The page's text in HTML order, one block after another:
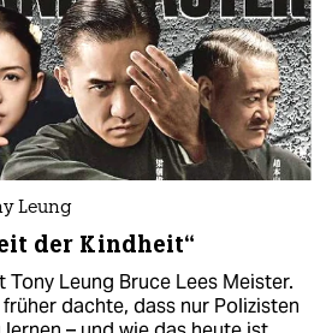
Leung
der Kindheit“
Tony Leung Bruce Lees Meister.
dachte, dass nur Polizisten